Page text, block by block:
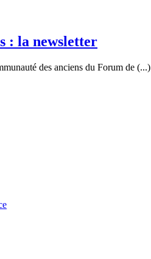
: la newsletter
des anciens du Forum de (...)